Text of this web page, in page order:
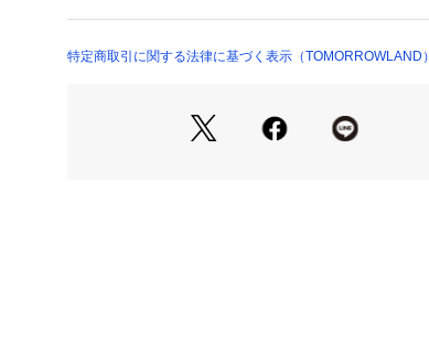
あくまでも標準的な目安としてご利用ください。
特定商取引に関する法律に基づく表示（TOMORROWLAND）